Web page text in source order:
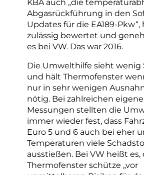
Abgasrückführung in den
Updates für die EA189-Pkw“,
zulässig bewertet und
es bei VW. Das war 2016.
Die Umwelthilfe sieht wenig
und hält Thermofenster
nur in sehr wenigen
nötig. Bei zahlreichen
Messungen stellten die
immer wieder fest, dass
Euro 5 und 6 auch bei eher
Temperaturen viele
ausstießen. Bei VW heißt es,
Thermofenster schütze „vor